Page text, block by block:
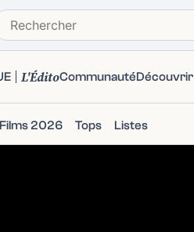
L'ÉditoCommunautéDécouvrir
Films 2026 Tops Listes